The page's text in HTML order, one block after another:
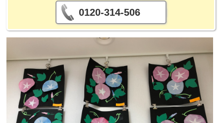
0120-314-506